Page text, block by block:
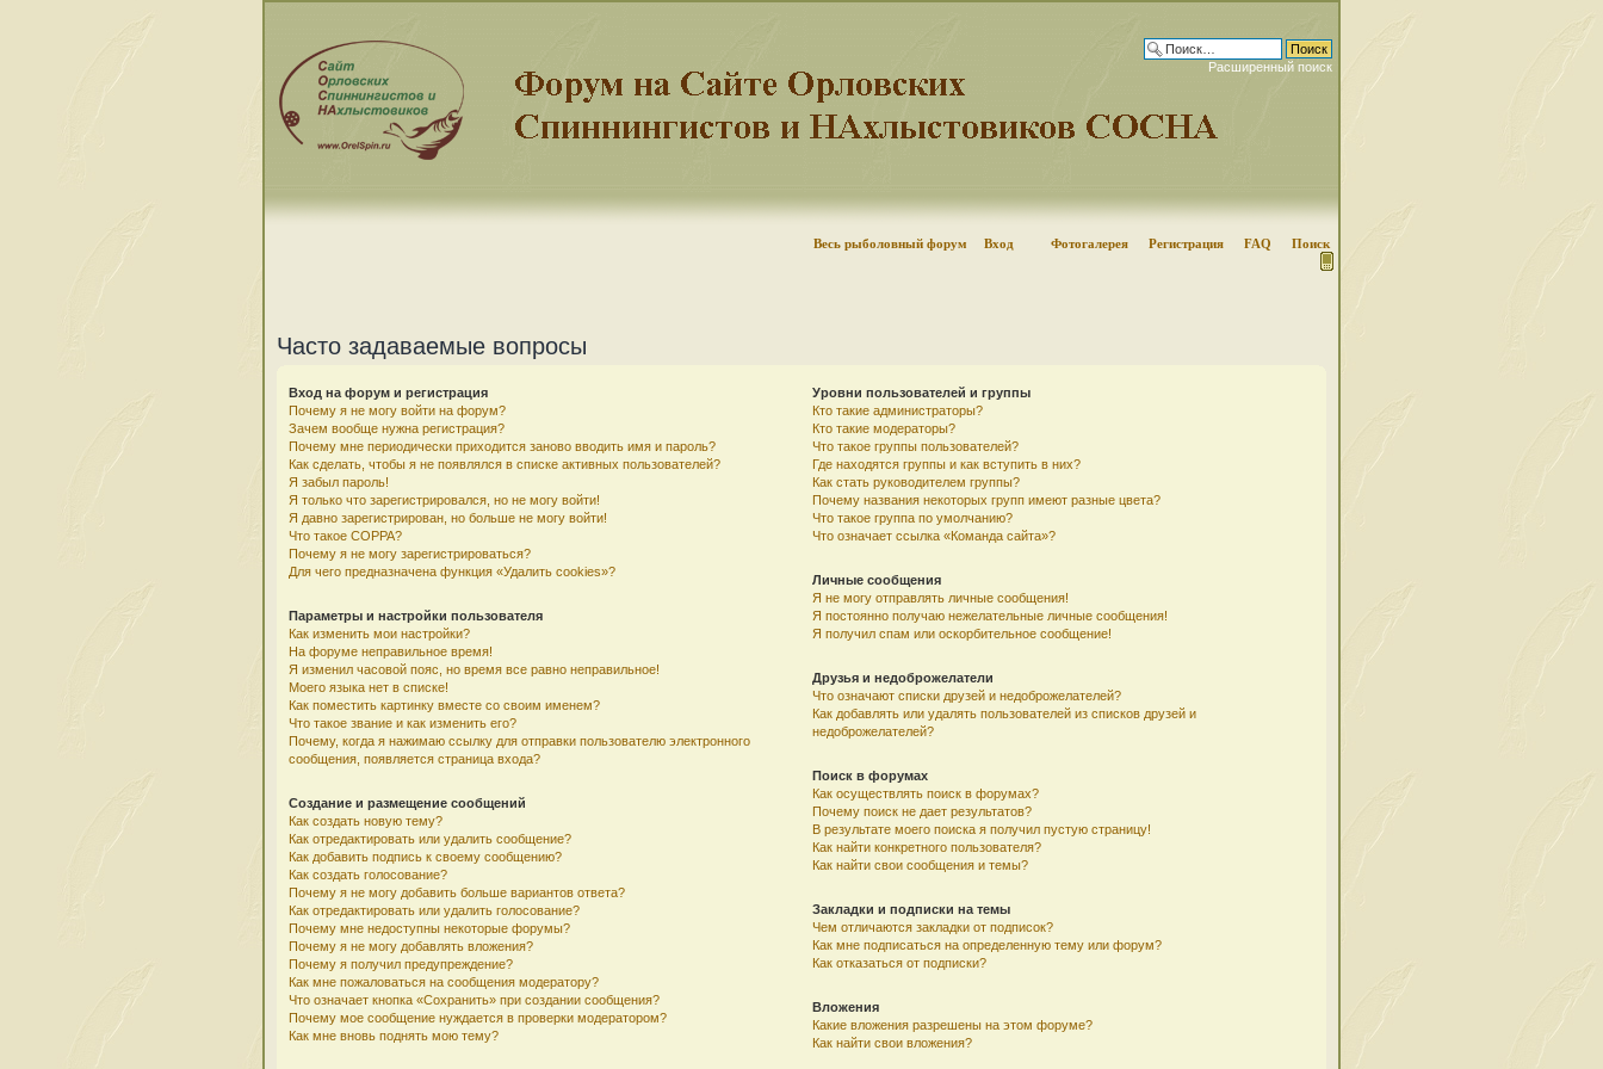
Расширенный поиск
Весь рыболовный форум Вход Фотогалерея Регистрация FAQ Поиск
Часто задаваемые вопросы
Вход на форум и регистрация
Почему я не могу войти на форум?
Зачем вообще нужна регистрация?
Почему мне периодически приходится заново вводить имя и пароль?
Как сделать, чтобы я не появлялся в списке активных пользователей?
Я забыл пароль!
Я только что зарегистрировался, но не могу войти!
Я давно зарегистрирован, но больше не могу войти!
Что такое COPPA?
Почему я не могу зарегистрироваться?
Для чего предназначена функция «Удалить cookies»?
Параметры и настройки пользователя
Как изменить мои настройки?
На форуме неправильное время!
Я изменил часовой пояс, но время все равно неправильное!
Моего языка нет в списке!
Как поместить картинку вместе со своим именем?
Что такое звание и как изменить его?
Почему, когда я нажимаю ссылку для отправки пользователю электронного
сообщения, появляется страница входа?
Создание и размещение сообщений
Как создать новую тему?
Как отредактировать или удалить сообщение?
Как добавить подпись к своему сообщению?
Как создать голосование?
Почему я не могу добавить больше вариантов ответа?
Как отредактировать или удалить голосование?
Почему мне недоступны некоторые форумы?
Почему я не могу добавлять вложения?
Почему я получил предупреждение?
Как мне пожаловаться на сообщения модератору?
Что означает кнопка «Сохранить» при создании сообщения?
Почему мое сообщение нуждается в проверки модератором?
Как мне вновь поднять мою тему?
Уровни пользователей и группы
Кто такие администраторы?
Кто такие модераторы?
Что такое группы пользователей?
Где находятся группы и как вступить в них?
Как стать руководителем группы?
Почему названия некоторых групп имеют разные цвета?
Что такое группа по умолчанию?
Что означает ссылка «Команда сайта»?
Личные сообщения
Я не могу отправлять личные сообщения!
Я постоянно получаю нежелательные личные сообщения!
Я получил спам или оскорбительное сообщение!
Друзья и недоброжелатели
Что означают списки друзей и недоброжелателей?
Как добавлять или удалять пользователей из списков друзей и
недоброжелателей?
Поиск в форумах
Как осуществлять поиск в форумах?
Почему поиск не дает результатов?
В результате моего поиска я получил пустую страницу!
Как найти конкретного пользователя?
Как найти свои сообщения и темы?
Закладки и подписки на темы
Чем отличаются закладки от подписок?
Как мне подписаться на определенную тему или форум?
Как отказаться от подписки?
Вложения
Какие вложения разрешены на этом форуме?
Как найти свои вложения?